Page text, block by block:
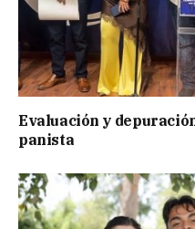
Evaluación y
panista